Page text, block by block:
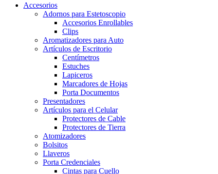
Accesorios
Adornos para Estetoscopio
Accesorios Enrollables
Clips
Aromatizadores para Auto
Artículos de Escritorio
Centímetros
Estuches
Lapiceros
Marcadores de Hojas
Porta Documentos
Presentadores
Artículos para el Celular
Protectores de Cable
Protectores de Tierra
Atomizadores
Bolsitos
Llaveros
Porta Credenciales
Cintas para Cuello